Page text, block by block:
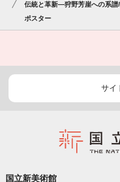
伝統と革新―狩野芳崖への系譜
ポスター
サイ
国立新美術館